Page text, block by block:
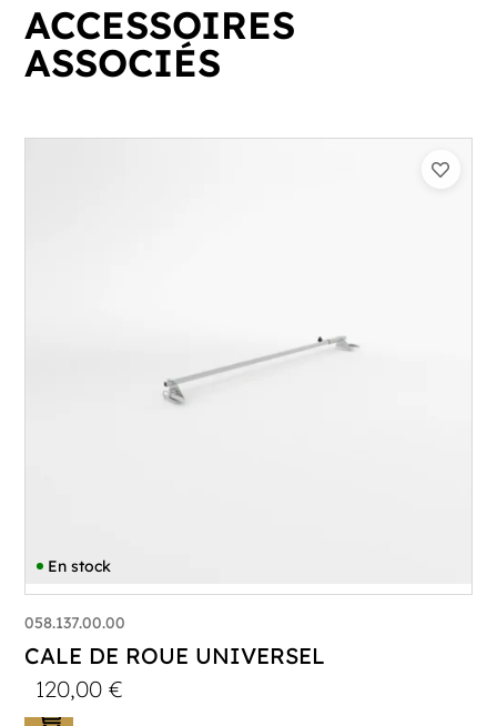
ACCESSOIRES
ASSOCIÉS
En stock
058.137.00.00
CALE DE ROUE UNIVERSEL
120,00€